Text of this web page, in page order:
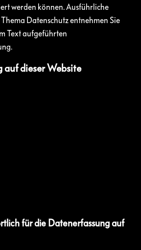
werden können. Ausführliche
Datenschutz entnehmen Sie
Text aufgeführten
auf dieser Website
für die Datenerfassung auf